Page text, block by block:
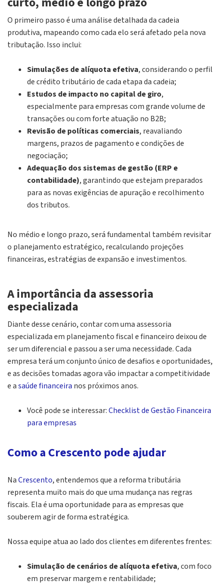
O primeiro passo é uma análise detalhada da cadeia
produtiva, mapeando como cada elo será afetado pela nova
tributação. Isso inclui:
Simulações de alíquota efetiva, considerando o perfil
de crédito tributário de cada etapa da cadeia;
Estudos de impacto no capital de giro,
especialmente para empresas com grande volume de
transações ou com forte atuação no B2B;
Revisão de políticas comerciais, reavaliando
margens, prazos de pagamento e condições de
negociação;
Adequação dos sistemas de gestão (ERP e
contabilidade), garantindo que estejam preparados
para as novas exigências de apuração e recolhimento
dos tributos.
No médio e longo prazo, será fundamental também revisitar
o planejamento estratégico, recalculando projeções
financeiras, estratégias de expansão e investimentos.
A importância da assessoria
especializada
Diante desse cenário, contar com uma assessoria
especializada em planejamento fiscal e financeiro deixou de
ser um diferencial e passou a ser uma necessidade. Cada
empresa terá um conjunto único de desafios e oportunidades,
e as decisões tomadas agora vão impactar a competitividade
e asaúde financeira nos próximos anos.
Você pode se interessar:Checklist de Gestão Financeira
para empresas
Como a Crescento pode ajudar
NaCrescento, entendemos que a reforma tributária
representa muito mais do que uma mudança nas regras
fiscais. Ela é uma oportunidade para as empresas que
souberem agir de forma estratégica.
Nossa equipe atua ao lado dos clientes em diferentes frentes:
Simulação de cenários de alíquota efetiva, com foco
em preservar margem e rentabilidade;